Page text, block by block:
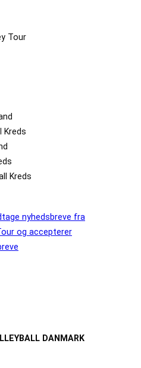
Tour
Kreds
Kreds
nyhedsbreve fra
og accepterer
DANMARK